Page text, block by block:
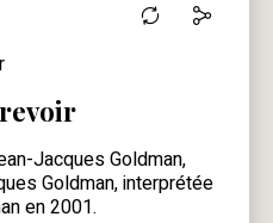
Jacques Goldman,
Goldman, interprétée
en 2001.